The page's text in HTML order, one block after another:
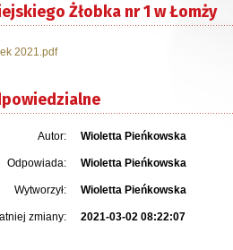
Żłobka nr 1 w Łomży
2021.pdf
Autor: Wioletta Pieńkowska
Odpowiada: Wioletta Pieńkowska
Wytworzył: Wioletta Pieńkowska
zmiany: 2021-03-02 08:22:07